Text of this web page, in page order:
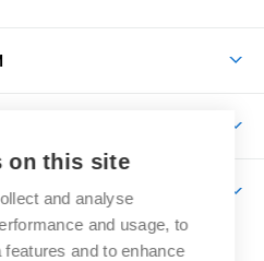
činnost
on this site
and analyse
and usage, to
and to enhance